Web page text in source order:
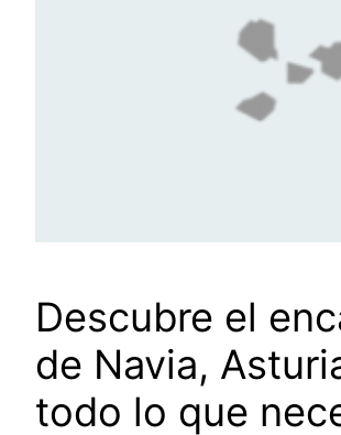
Descubre el
de Navia,
todo lo que